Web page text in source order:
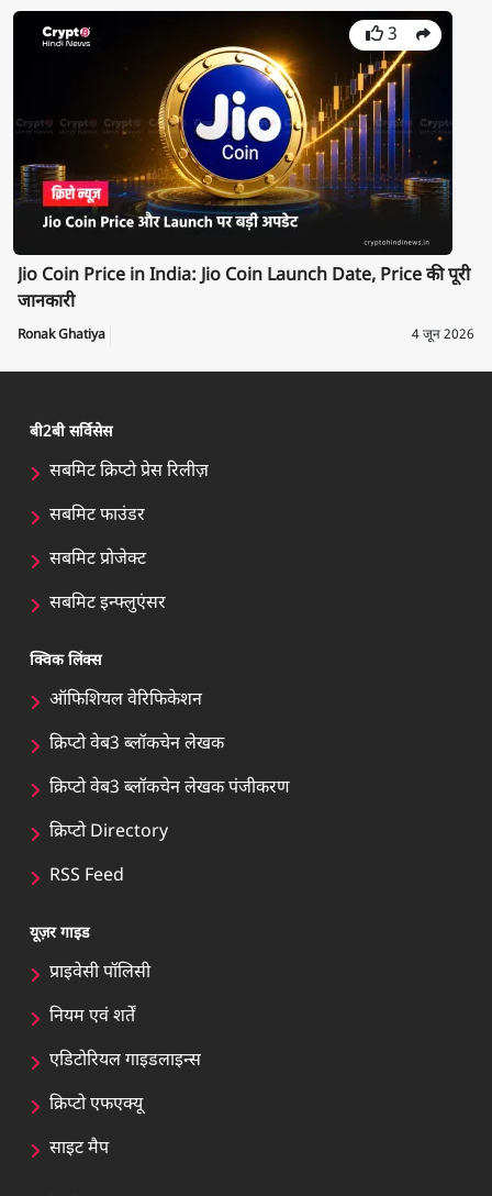
3
Jio Coin Price in India: Jio Coin Launch Date, Price की पूरी
जानकारी
Ronak Ghatiya 4 जून 2026
बी2बी सर्विसेस
सबमिट क्रिप्टो प्रेस रिलीज़
सबमिट फाउंडर
सबमिट प्रोजेक्ट
सबमिट इन्फ्लुएंसर
क्विक लिंक्स
ऑफिशियल वेरिफिकेशन
क्रिप्टो वेब3 ब्लॉकचेन लेखक
क्रिप्टो वेब3 ब्लॉकचेन लेखक पंजीकरण
क्रिप्टो Directory
RSS Feed
यूज़र गाइड
प्राइवेसी पॉलिसी
नियम एवं शर्तें
एडिटोरियल गाइडलाइन्स
क्रिप्टो एफएक्यू
साइट मैप